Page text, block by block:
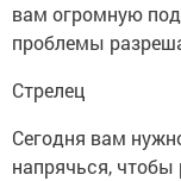
вам огромную
проблемы
Стрелец
Сегодня вам
напрячься,